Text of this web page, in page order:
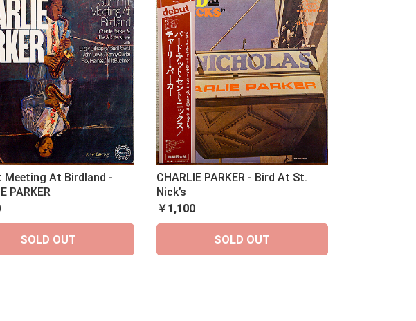
Meeting At Birdland -
PARKER
SOLD OUT
CHARLIE PARKER - Bird At St.
Nick’s
￥1,100
SOLD OUT